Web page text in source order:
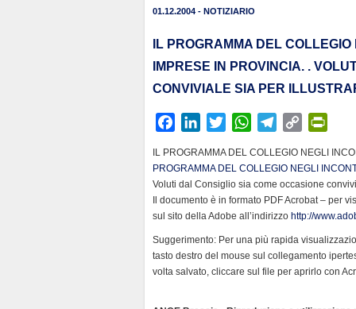
01.12.2004 - NOTIZIARIO
IL PROGRAMMA DEL
IMPRESE IN PROVINCIA. .
CONVIVIALE SIA PER
c
e
b
o
o
k
n
k
e
d
I
n
i
t
e
r
W
a
s
A
p
p
l
e
g
r
a
m
C
p
y
L
i
n
k
i
n
t
F
r
i
e
IL PROGRAMMA DEL COLLEGIO NEGLI
PROGRAMMA DEL COLLEGIO NEGLI
Voluti dal Consiglio sia come occasione
Il documento è in formato PDF Acrobat – per
sul sito della Adobe all’indirizzo http://
Suggerimento: Per una più rapida
tasto destro del mouse sul collegamento
volta salvato, cliccare sul file per aprirlo con